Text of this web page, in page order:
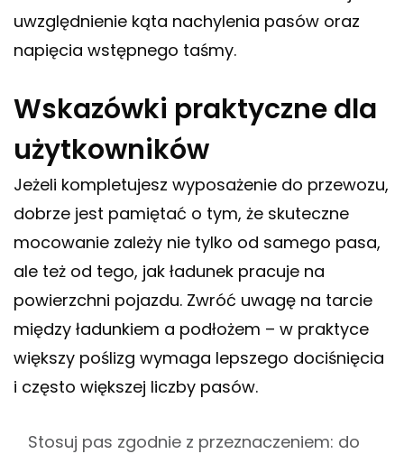
uwzględnienie kąta nachylenia pasów oraz
napięcia wstępnego taśmy.
Wskazówki praktyczne dla
użytkowników
Jeżeli kompletujesz wyposażenie do przewozu,
dobrze jest pamiętać o tym, że skuteczne
mocowanie zależy nie tylko od samego pasa,
ale też od tego, jak ładunek pracuje na
powierzchni pojazdu. Zwróć uwagę na tarcie
między ładunkiem a podłożem – w praktyce
większy poślizg wymaga lepszego dociśnięcia
i często większej liczby pasów.
Stosuj pas zgodnie z przeznaczeniem: do